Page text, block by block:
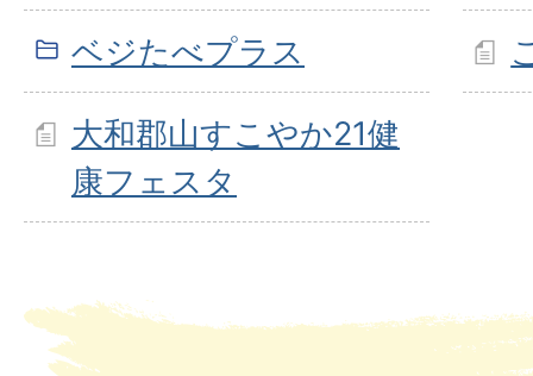
ベジたべプラス
大和郡山すこやか21健
康フェスタ